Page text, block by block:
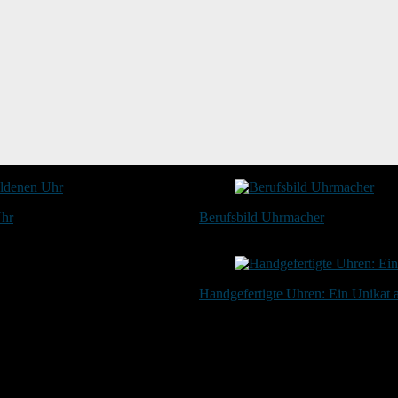
Berufsbild Uhrmacher
Handgefertigte Uhren: Ein Unikat